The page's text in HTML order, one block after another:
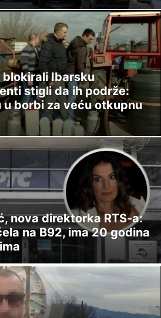
Ibarsku
stigli da ih podrže:
u borbi za veću otkupnu
nova direktorka RTS-a:
na B92, ima 20 godina